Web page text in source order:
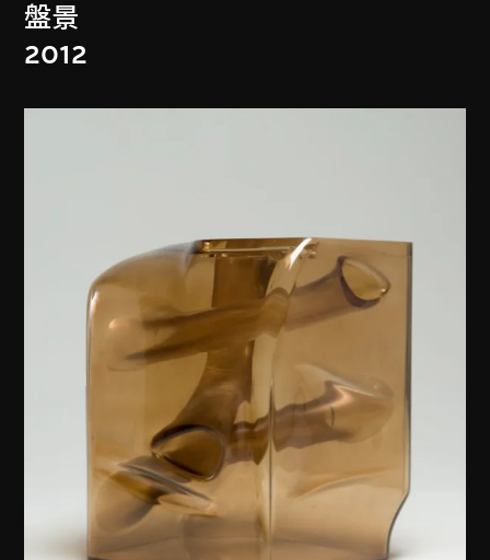
盤景
2012